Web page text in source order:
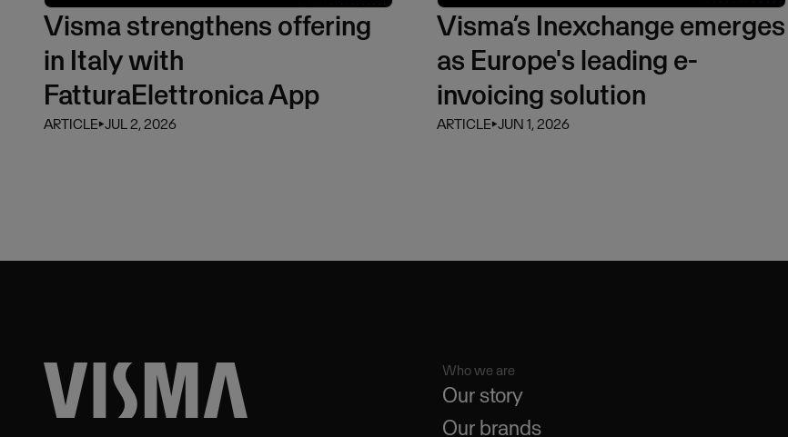
Visma strengthens offering
in Italy with
FatturaElettronica App
ARTICLE⏵JUL 2, 2026
Visma’s Inexchange emerges
as Europe's leading e-
invoicing solution
ARTICLE⏵JUN 1, 2026
Who we are
Our story
Our brands